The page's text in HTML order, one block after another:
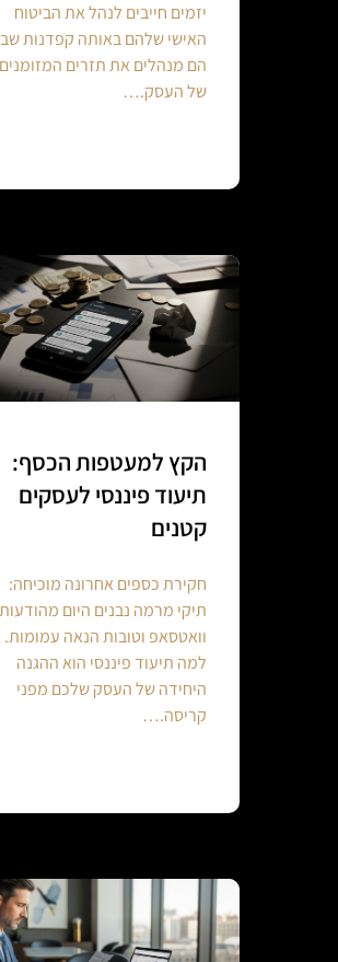
יזמים חייבים לנהל את הביטוח
האישי שלהם באותה קפדנות
הם מנהלים את תזרים המזומנים
של העסק.…
הקץ למעטפות הכסף:
תיעוד פיננסי לעסקים
קטנים
חקירת כספים אחרונה מוכיחה:
תיקי מרמה נבנים היום מהודעות
וואטסאפ וטובות הנאה עמומות.
למה תיעוד פיננסי הוא ההגנה
היחידה של העסק שלכם מפני
קריסה.…